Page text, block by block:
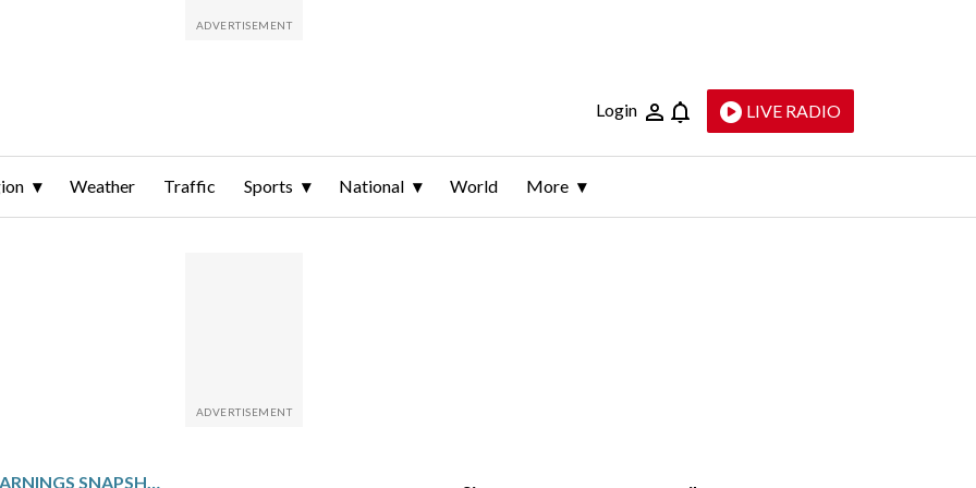
Login LIVE RADIO
Weather Traffic Sports National World More
FIRSTENERGY: Q1 EARNINGS SNAPSHOT